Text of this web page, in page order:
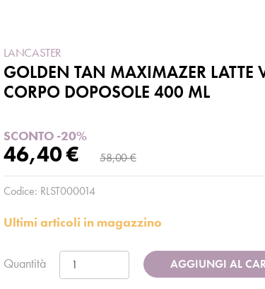
LANCASTER
GOLDEN TAN MAXIMAZER LATTE
CORPO DOPOSOLE 400 ML
SCONTO -20%
46,40 € 58,00 €
Codice: RLST000014
Ultimi articoli in magazzino
Quantità AGGIUNGI AL